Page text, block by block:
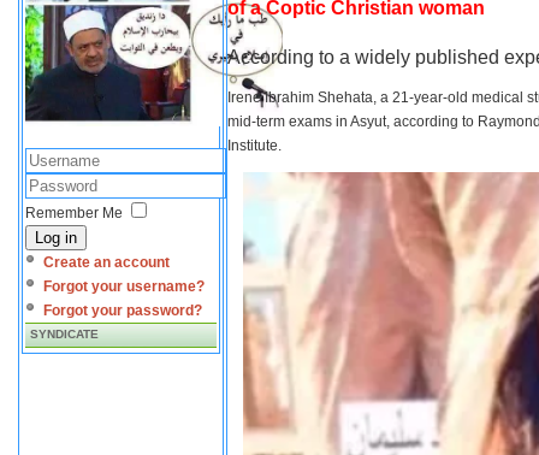
Remember Me
Log in
Create an account
Forgot your username?
Forgot your password?
SYNDICATE
of a Coptic Christian woman
According to a widely published
Irene Ibrahim Shehata, a 21-year-old medical
mid-term exams in Asyut, according to
Institute.